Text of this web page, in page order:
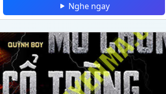
Nghe ngay